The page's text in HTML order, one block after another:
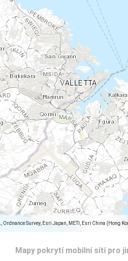
Survey, Esri Japan, METI, Esri China (Hong
Mapy pokrytí mobilní sítí pro